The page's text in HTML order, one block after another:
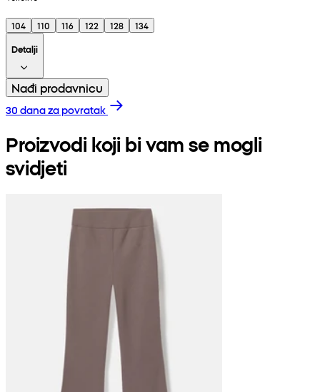
104 110 116 122 128
134
Detalji
Nađi prodavnicu
30 dana za povratak
Proizvodi koji bi vam se mogli
svidjeti